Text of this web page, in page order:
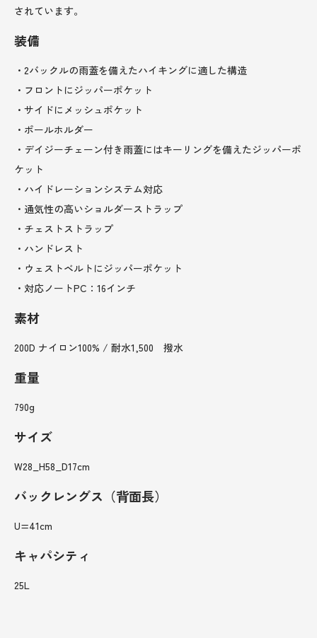
されています。
装備
・2バックルの雨蓋を備えたハイキングに適した構造
・フロントにジッパーポケット
・サイドにメッシュポケット
・ポールホルダー
・デイジーチェーン付き雨蓋にはキーリングを備えたジッパーポ
ケット
・ハイドレーションシステム対応
・通気性の高いショルダーストラップ
・チェストストラップ
・ハンドレスト
・ウェストベルトにジッパーポケット
・対応ノートPC：16インチ
素材
200D ナイロン100% / 耐水1,500 撥水
重量
790g
サイズ
W28_H58_D17cm
バックレングス（背面長）
U=41cm
キャパシティ
25L